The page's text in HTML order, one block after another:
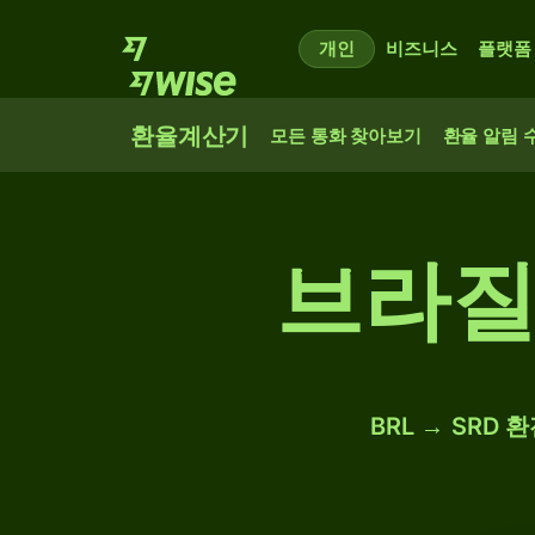
개인 비즈니스 플랫폼
환율계산기 모든 통화 찾아보기 환율 알림
브라
BRL → SRD